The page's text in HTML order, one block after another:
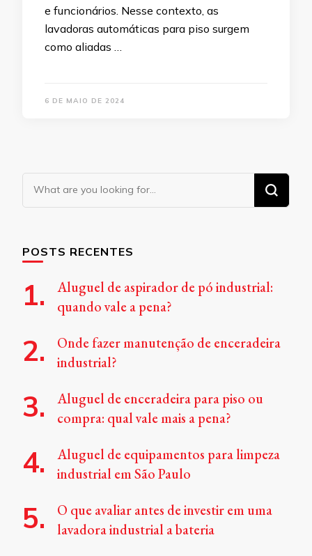
e funcionários. Nesse contexto, as
lavadoras automáticas para piso surgem
como aliadas …
6 DE MAIO DE 2024
Looking
for
POSTS RECENTES
Aluguel de aspirador de pó industrial:
quando vale a pena?
Onde fazer manutenção de enceradeira
industrial?
Aluguel de enceradeira para piso ou
compra: qual vale mais a pena?
Aluguel de equipamentos para limpeza
industrial em São Paulo
O que avaliar antes de investir em uma
lavadora industrial a bateria